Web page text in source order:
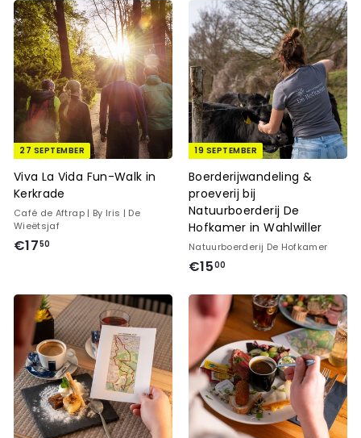
8
,
5
0
,
5
0
27 SEPTEMBER
Viva La Vida Fun-Walk in
Kerkrade
Café de Aftrap | By Iris | De
Wieëtsjaf
€1750
,
5
0
19 SEPTEMBER
Boerderijwandeling &
proeverij bij
Natuurboerderij De
Hofkamer in Wahlwiller
Natuurboerderij De Hofkamer
€1500
5
,
0
0